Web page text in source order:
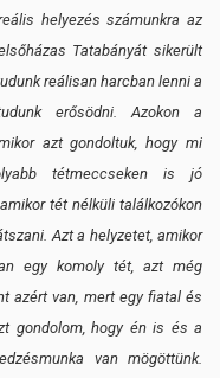
helyezés számunkra az
Tatabányát sikerült
reálisan harcban lenni a
erősödni. Azokon a
azt gondoltuk, hogy mi
tétmeccseken is jó
tét nélküli találkozókon
Azt a helyzetet, amikor
egy komoly tét, azt még
azért van, mert egy fiatal és
gondolom, hogy én is és a
van mögöttünk.